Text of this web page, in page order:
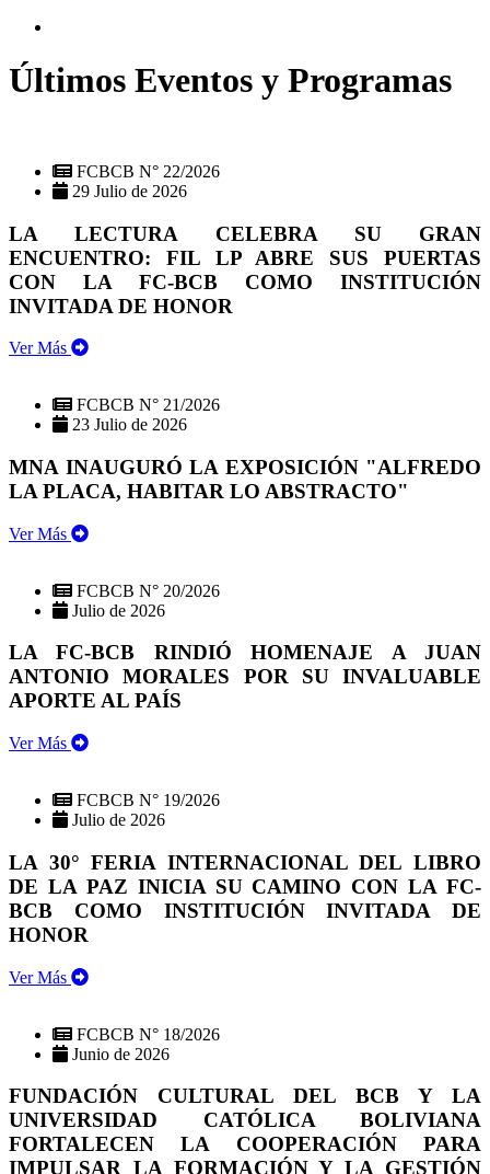
Últimos Eventos y Programas
FCBCB N° 22/2026
29 Julio de 2026
LA LECTURA CELEBRA SU GRAN
ENCUENTRO: FIL LP ABRE SUS PUERTAS
CON LA FC-BCB COMO INSTITUCIÓN
INVITADA DE HONOR
Ver Más
FCBCB N° 21/2026
23 Julio de 2026
MNA INAUGURÓ LA EXPOSICIÓN "ALFREDO
LA PLACA, HABITAR LO ABSTRACTO"
Ver Más
FCBCB N° 20/2026
Julio de 2026
LA FC-BCB RINDIÓ HOMENAJE A JUAN
ANTONIO MORALES POR SU INVALUABLE
APORTE AL PAÍS
Ver Más
FCBCB N° 19/2026
Julio de 2026
LA 30° FERIA INTERNACIONAL DEL LIBRO
DE LA PAZ INICIA SU CAMINO CON LA FC-
BCB COMO INSTITUCIÓN INVITADA DE
HONOR
Ver Más
FCBCB N° 18/2026
Junio de 2026
FUNDACIÓN CULTURAL DEL BCB Y LA
UNIVERSIDAD CATÓLICA BOLIVIANA
FORTALECEN LA COOPERACIÓN PARA
IMPULSAR LA FORMACIÓN Y LA GESTIÓN